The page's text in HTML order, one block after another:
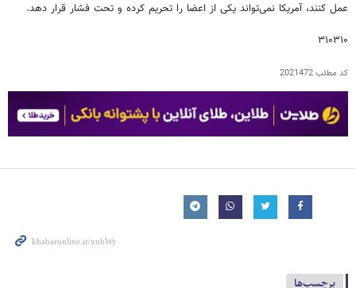
عمل کنند، آمریکا نمی‌تواند یکی از اعضا را تحریم کرده و تحت فشار قرار دهد.
۳۱۰۳۱۰
کد مطلب2021472
برچسب‌ها